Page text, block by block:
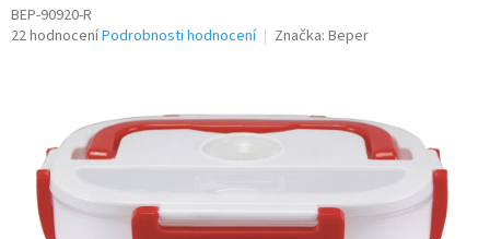
BEP-90920-R
Průměrné
hvězdiček.
22 hodnoceníPodrobnosti hodnocení Značka: Beper